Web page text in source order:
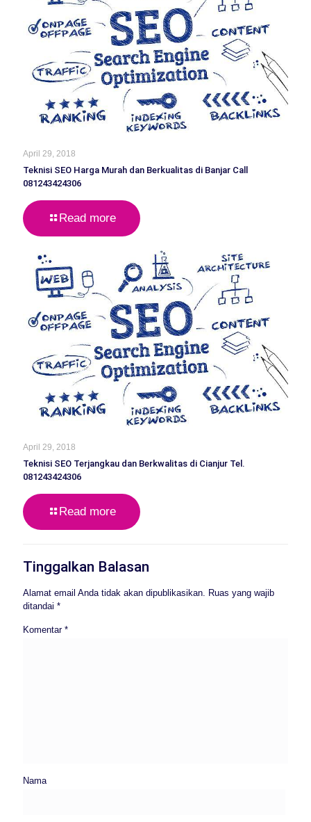
April 29, 2018
Teknisi SEO Harga Murah dan Berkualitas di Banjar Call
081243424306
Read more
April 29, 2018
Teknisi SEO Terjangkau dan Berkwalitas di Cianjur Tel.
081243424306
Read more
Tinggalkan Balasan
Alamat email Anda tidak akan dipublikasikan. Ruas yang wajib
ditandai *
Komentar *
Nama